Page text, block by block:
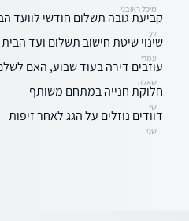
מיכל ראובני
קביעת גובה תשלום חודשי לוועד
yv
שינוי שיטת חישוב תשלום ועד הבית
עמרי
עוזבים דירה בעוד שבוע, האם
שאלה
חלוקת חנייה במתחם משותף
שי
דוודים נוזלים על הגג לאחר זיפות
שני